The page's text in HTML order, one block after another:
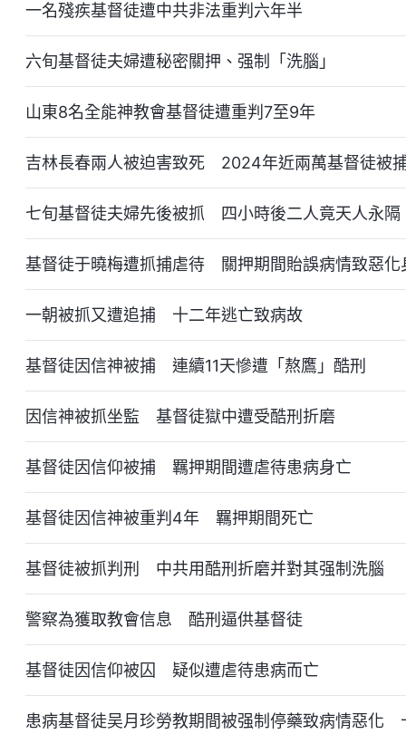
一名殘疾基督徒遭中共非法重判六年半
六旬基督徒夫婦遭秘密關押、强制「洗腦」
山東8名全能神教會基督徒遭重判7至9年
吉林長春兩人被迫害致死 2024年近兩萬基督徒被
七旬基督徒夫婦先後被抓 四小時後二人竟天人永隔
基督徒于曉梅遭抓捕虐待 關押期間貽誤病情致惡化
一朝被抓又遭追捕 十二年逃亡致病故
基督徒因信神被捕 連續11天慘遭「熬鷹」酷刑
因信神被抓坐監 基督徒獄中遭受酷刑折磨
基督徒因信仰被捕 羈押期間遭虐待患病身亡
基督徒因信神被重判4年 羈押期間死亡
基督徒被抓判刑 中共用酷刑折磨并對其强制洗腦
警察為獲取教會信息 酷刑逼供基督徒
基督徒因信仰被囚 疑似遭虐待患病而亡
患病基督徒吴月珍勞教期間被强制停藥致病情惡化